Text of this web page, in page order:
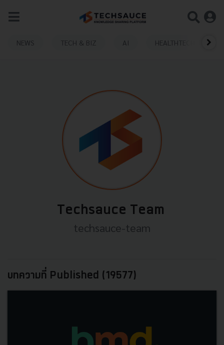
NEWS TECH & BIZ AI HEALTHTECH
Techsauce Team
techsauce-team
บทความที่ Published (19577)